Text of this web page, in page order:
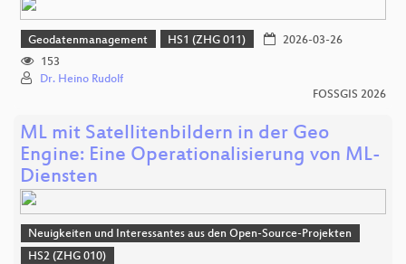
Geodatenmanagement HS1 (ZHG 011)
2026-03-26
153
Dr. Heino Rudolf
FOSSGIS 2026
ML mit Satellitenbildern in der Geo
Engine: Eine Operationalisierung von ML-
Diensten
Neuigkeiten und Interessantes aus den Open-Source-Projekten
HS2 (ZHG 010)